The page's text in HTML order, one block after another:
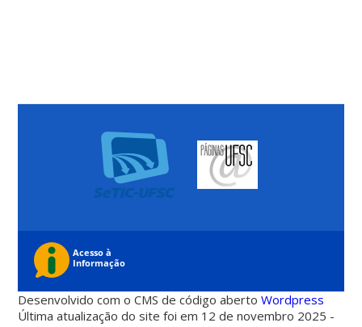
Desenvolvido com o CMS de código abertoWordpress
Última atualização do site foi em 12 de novembro 2025 -